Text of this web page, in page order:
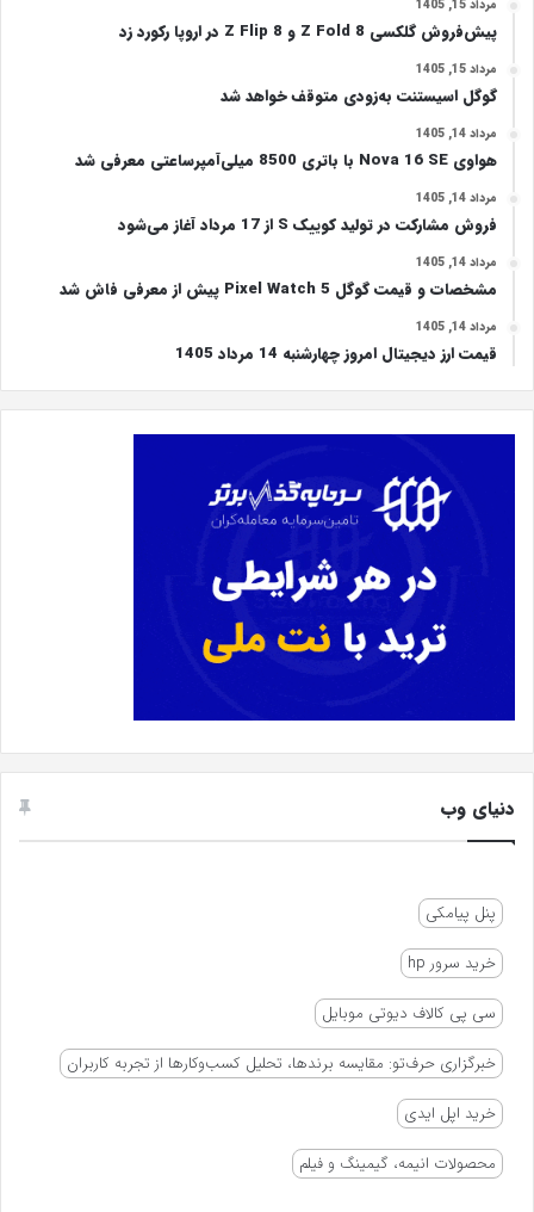
مرداد 15, 1405
پیش‌فروش گلکسی Z Fold 8 و Z Flip 8 در اروپا رکورد زد
مرداد 15, 1405
گوگل اسیستنت به‌زودی متوقف خواهد شد
مرداد 14, 1405
هواوی Nova 16 SE با باتری 8500 میلی‌آمپرساعتی معرفی شد
مرداد 14, 1405
فروش مشارکت در تولید کوییک S از 17 مرداد آغاز می‌شود
مرداد 14, 1405
مشخصات و قیمت گوگل Pixel Watch 5 پیش از معرفی فاش شد
مرداد 14, 1405
قیمت ارز دیجیتال امروز چهارشنبه 14 مرداد 1405
دنیای وب
پنل پیامکی
خرید سرور hp
سی پی کالاف دیوتی موبایل
خبرگزاری حرف‌تو: مقایسه برندها، تحلیل کسب‌وکارها از تجربه کاربران
خرید اپل ایدی
محصولات انیمه، گیمینگ و فیلم